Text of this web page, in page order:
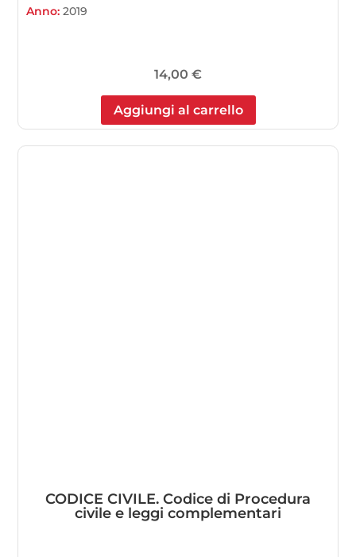
Anno:2019
14,00 €
Aggiungi al carrello
CODICE CIVILE. Codice di Procedura
civile e leggi complementari